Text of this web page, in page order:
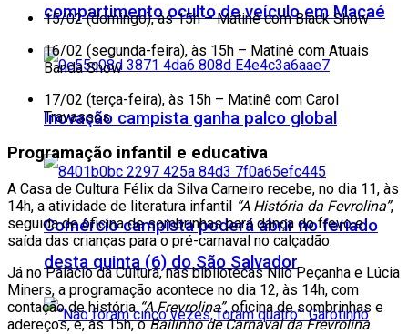
compartimento oculto de veículo em Macaé
Inovação campista ganha palco global
Comércio campista poderá abrir no feriado
desta quinta (6) do São Salvador
15/02 (domingo), às 15h– Matinê com Black Show
16/02 (segunda-feira), às 15h – Matinê com Atuais
Banda Show
17/02 (terça-feira), às 15h – Matinê com Carol
Travassos
Programação infantil e educativa
A Casa de Cultura Félix da Silva Carneiro recebe, no dia 11, às
14h, a atividade de literatura infantil “A História da Fevrolina”,
seguida de oficina de sombrinhas para dança do frevo e
saída das crianças para o pré-carnaval no calçadão.
Já noPalácio da Cultura, nas bibliotecas Nilo Peçanha e Lúcia
Miners, a programação acontece no dia 12, às 14h, com
contação de história “A Frevrolina”, oficina de sombrinhas e
adereços, e, às 15h, oBailinho de Carnaval da Frevrolina.